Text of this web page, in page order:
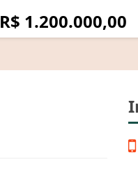
R$ 1.200.000,00